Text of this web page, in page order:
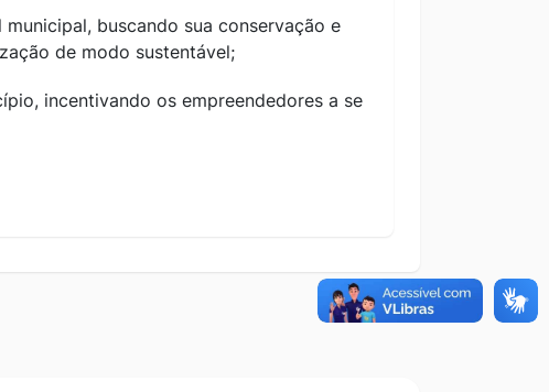
buscando sua conservação e
de modo sustentável;
incentivando os empreendedores a se